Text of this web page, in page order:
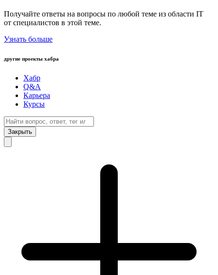
Получайте ответы на вопросы по любой теме из области IT
от специалистов в этой теме.
Узнать больше
другие проекты хабра
Хабр
Q&A
Карьера
Курсы
Закрыть